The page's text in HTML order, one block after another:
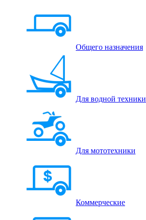
Общего назначения
Для водной техники
Для мототехники
Коммерческие